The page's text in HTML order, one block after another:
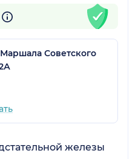
Советского
железы